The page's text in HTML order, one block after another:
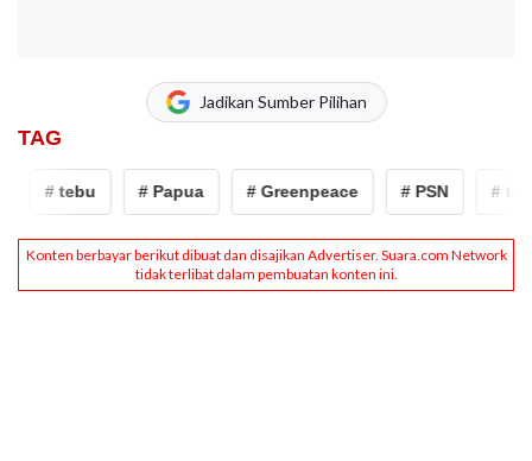
Jadikan Sumber Pilihan
TAG
# tebu # Papua # Greenpeace # PSN # tebu